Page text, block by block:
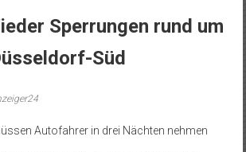
Sperrungen rund um
Süd
Autofahrer in drei Nächten nehmen